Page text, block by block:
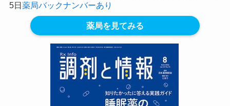
5日薬局バックナンバーあり
薬局を見てみる